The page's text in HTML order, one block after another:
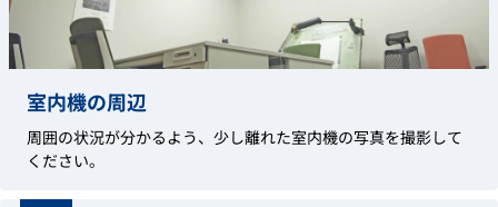
室内機の周辺
周囲の状況が分かるよう、少し離れた室内機の写真を撮影して
ください。